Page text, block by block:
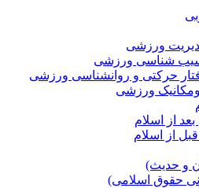
ورزشی
شناسی ورزشی
حرکتی و روانشناسی ورزشی
ورزشی
بعد از اسلام
قبل از اسلام
و حدیث)
حقوق اسلامی)